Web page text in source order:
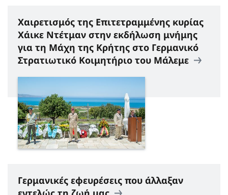
Χαιρετισμός της Επιτετραμμένης κυρίας
Χάικε Ντέτμαν στην εκδήλωση μνήμης
για τη Μάχη της Κρήτης στο Γερμανικό
Στρατιωτικό Κοιμητήριο του Μάλεμε
Γερμανικές εφευρέσεις που άλλαξαν